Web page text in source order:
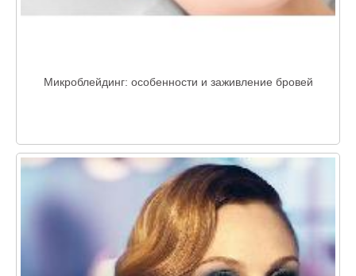
Микроблейдинг: особенности и заживление бровей